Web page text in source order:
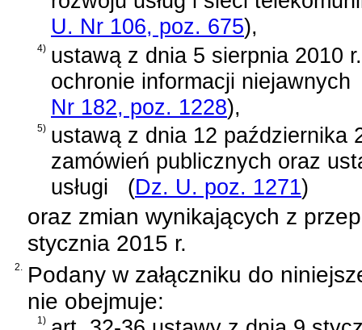
U. Nr 106, poz. 675),
4) ustawą z dnia 5 sierpnia 2010
ochronie informacji niejawnych
Nr 182, poz. 1228),
5) ustawą z dnia 12 października
zamówień publicznych oraz
usługi
(Dz. U. poz. 1271)
oraz zmian wynikających z
stycznia 2015 r.
2.
Podany w załączniku do
nie obejmuje:
1)